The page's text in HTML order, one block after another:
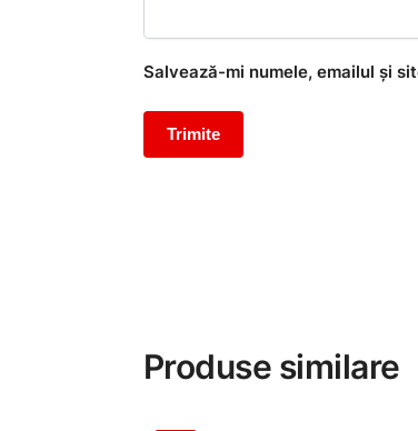
Salvează-mi numele, emailul și
Produse similare